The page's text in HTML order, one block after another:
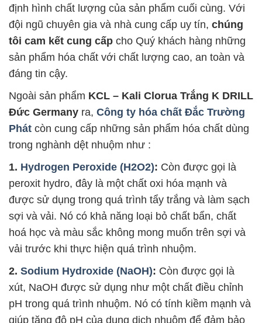
định hình chất lượng của sản phẩm cuối cùng. Với
đội ngũ chuyên gia và nhà cung cấp uy tín, chúng
tôi cam kết cung cấp cho Quý khách hàng những
sản phẩm hóa chất với chất lượng cao, an toàn và
đáng tin cậy.
Ngoài sản phẩm KCL – Kali Clorua Trắng K DRILL
Đức Germany ra, Công ty hóa chất Đắc Trường
Phát còn cung cấp những sản phẩm hóa chất dùng
trong nghành dệt nhuộm như :
1. Hydrogen Peroxide (H2O2): Còn được gọi là
peroxit hydro, đây là một chất oxi hóa mạnh và
được sử dụng trong quá trình tẩy trắng và làm sạch
sợi và vải. Nó có khả năng loại bỏ chất bẩn, chất
hoá học và màu sắc không mong muốn trên sợi và
vải trước khi thực hiện quá trình nhuộm.
2. Sodium Hydroxide (NaOH): Còn được gọi là
xút, NaOH được sử dụng như một chất điều chỉnh
pH trong quá trình nhuộm. Nó có tính kiềm mạnh và
giúp tăng độ pH của dung dịch nhuộm để đảm bảo